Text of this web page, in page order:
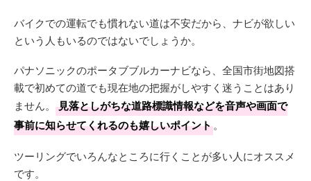
バイクでの運転でも慣れない道は不安だから、ナビが欲しい
という人もいるのではないでしょうか。
パナソニックのポータブブルカーナビなら、全国市街地図搭
載で初めての道でも現在地の把握がしやすく迷うことはあり
ません。
見落としがちな道路標識情報などを音声や画面で
事前に知らせてくれるのも嬉しいポイント。
ツーリングでいろんなところに行くことが多い人にオススメ
です。